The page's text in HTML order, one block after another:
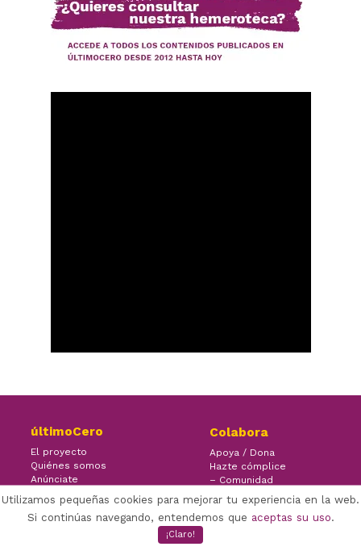
últimoCero
El proyecto
Quiénes somos
Anúnciate
Colabora
Apoya / Dona
Hazte cómplice
– Comunidad
– Ayuda
Utilizamos pequeñas cookies para mejorar tu experiencia en la web.
Si continúas navegando, entendemos que aceptas su uso.
¡Claro!